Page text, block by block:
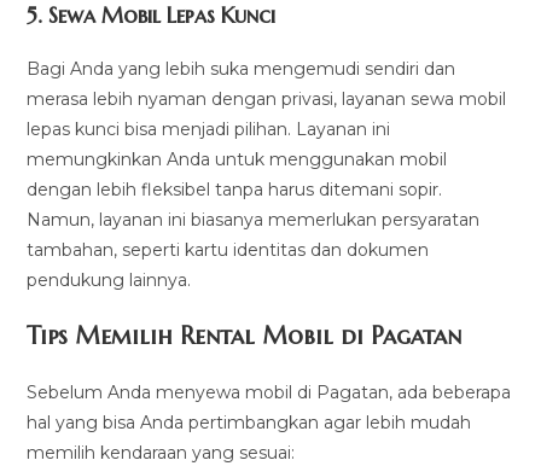
5.Sewa Mobil Lepas Kunci
Bagi Anda yang lebih suka mengemudi sendiri dan
merasa lebih nyaman dengan privasi, layanan sewa mobil
lepas kunci bisa menjadi pilihan. Layanan ini
memungkinkan Anda untuk menggunakan mobil
dengan lebih fleksibel tanpa harus ditemani sopir.
Namun, layanan ini biasanya memerlukan persyaratan
tambahan, seperti kartu identitas dan dokumen
pendukung lainnya.
Tips Memilih Rental Mobil di Pagatan
Sebelum Anda menyewa mobil di Pagatan, ada beberapa
hal yang bisa Anda pertimbangkan agar lebih mudah
memilih kendaraan yang sesuai: